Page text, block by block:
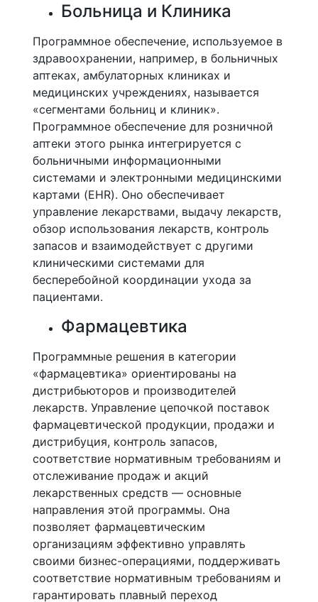
Больница и Клиника
Программное обеспечение, используемое в
здравоохранении, например, в больничных
аптеках, амбулаторных клиниках и
медицинских учреждениях, называется
«сегментами больниц и клиник».
Программное обеспечение для розничной
аптеки этого рынка интегрируется с
больничными информационными
системами и электронными медицинскими
картами (EHR). Оно обеспечивает
управление лекарствами, выдачу лекарств,
обзор использования лекарств, контроль
запасов и взаимодействует с другими
клиническими системами для
бесперебойной координации ухода за
пациентами.
Фармацевтика
Программные решения в категории
«фармацевтика» ориентированы на
дистрибьюторов и производителей
лекарств. Управление цепочкой поставок
фармацевтической продукции, продажи и
дистрибуция, контроль запасов,
соответствие нормативным требованиям и
отслеживание продаж и акций
лекарственных средств — основные
направления этой программы. Она
позволяет фармацевтическим
организациям эффективно управлять
своими бизнес-операциями, поддерживать
соответствие нормативным требованиям и
гарантировать плавный переход